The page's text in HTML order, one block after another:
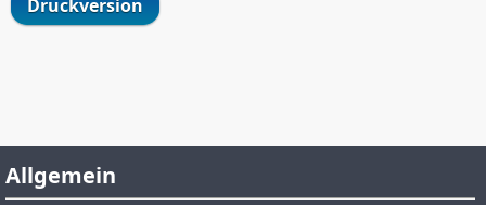
Druckversion
Allgemein